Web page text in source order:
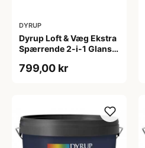
DYRUP
Dyrup Loft & Væg Ekstra
Spærrende 2-i-1 Glans
799,00 kr